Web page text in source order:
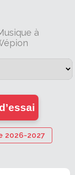
à
2026-2027